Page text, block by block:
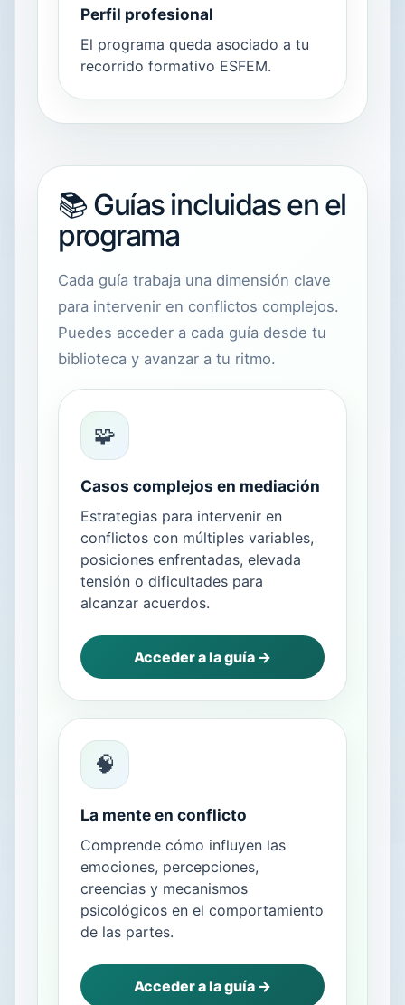
Perfil profesional
El programa queda asociado a tu
recorrido formativo ESFEM.
📚 Guías incluidas en el
programa
Cada guía trabaja una dimensión clave
para intervenir en conflictos complejos.
Puedes acceder a cada guía desde tu
biblioteca y avanzar a tu ritmo.
🧩
Casos complejos en mediación
Estrategias para intervenir en
conflictos con múltiples variables,
posiciones enfrentadas, elevada
tensión o dificultades para
alcanzar acuerdos.
Acceder a la guía →
🧠
La mente en conflicto
Comprende cómo influyen las
emociones, percepciones,
creencias y mecanismos
psicológicos en el comportamiento
de las partes.
Acceder a la guía →